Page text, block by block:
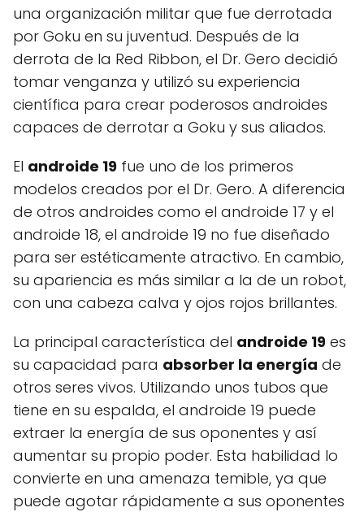
una organización militar que fue derrotada
por Goku en su juventud. Después de la
derrota de la Red Ribbon, el Dr. Gero decidió
tomar venganza y utilizó su experiencia
científica para crear poderosos androides
capaces de derrotar a Goku y sus aliados.
El androide 19 fue uno de los primeros
modelos creados por el Dr. Gero. A diferencia
de otros androides como el androide 17 y el
androide 18, el androide 19 no fue diseñado
para ser estéticamente atractivo. En cambio,
su apariencia es más similar a la de un robot,
con una cabeza calva y ojos rojos brillantes.
La principal característica del androide 19 es
su capacidad para absorber la energía de
otros seres vivos. Utilizando unos tubos que
tiene en su espalda, el androide 19 puede
extraer la energía de sus oponentes y así
aumentar su propio poder. Esta habilidad lo
convierte en una amenaza temible, ya que
puede agotar rápidamente a sus oponentes